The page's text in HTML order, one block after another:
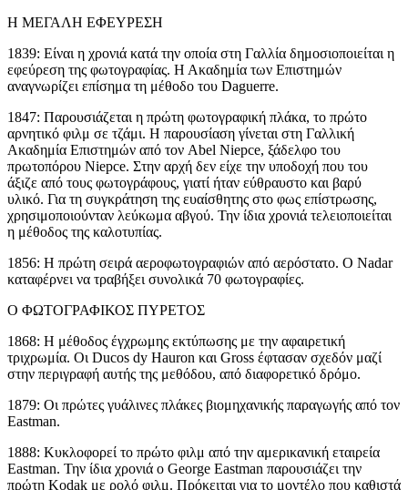
Η ΜΕΓΑΛΗ ΕΦΕΥΡΕΣΗ
1839: Είναι η χρονιά κατά την οποία στη Γαλλία δημοσιοποιείται η
εφεύρεση της φωτογραφίας. Η Ακαδημία των Επιστημών
αναγνωρίζει επίσημα τη μέθοδο του Daguerre.
1847: Παρουσιάζεται η πρώτη φωτογραφική πλάκα, το πρώτο
αρνητικό φιλμ σε τζάμι. Η παρουσίαση γίνεται στη Γαλλική
Ακαδημία Επιστημών από τον Abel Niepce, ξάδελφο του
πρωτοπόρου Niepce. Στην αρχή δεν είχε την υποδοχή που του
άξιζε από τους φωτογράφους, γιατί ήταν εύθραυστο και βαρύ
υλικό. Για τη συγκράτηση της ευαίσθητης στο φως επίστρωσης,
χρησιμοποιούνταν λεύκωμα αβγού. Την ίδια χρονιά τελειοποιείται
η μέθοδος της καλοτυπίας.
1856: Η πρώτη σειρά αεροφωτογραφιών από αερόστατο. Ο Nadar
καταφέρνει να τραβήξει συνολικά 70 φωτογραφίες.
Ο ΦΩΤΟΓΡΑΦΙΚΟΣ ΠΥΡΕΤΟΣ
1868: Η μέθοδος έγχρωμης εκτύπωσης με την αφαιρετική
τριχρωμία. Οι Ducos dy Hauron και Gross έφτασαν σχεδόν μαζί
στην περιγραφή αυτής της μεθόδου, από διαφορετικό δρόμο.
1879: Οι πρώτες γυάλινες πλάκες βιομηχανικής παραγωγής από τον
Eastman.
1888: Κυκλοφορεί το πρώτο φιλμ από την αμερικανική εταιρεία
Eastman. Την ίδια χρονιά ο George Eastman παρουσιάζει την
πρώτη Kodak με ρολό φιλμ. Πρόκειται για το μοντέλο που καθιστά